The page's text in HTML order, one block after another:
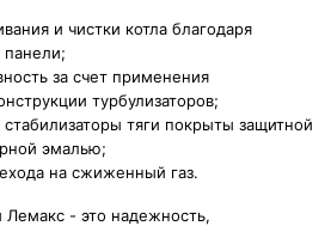
и чистки котла благодаря
за счет применения
турбулизаторов;
тяги покрыты защитной
эмалью;
на сжиженный газ.
- это надежность,